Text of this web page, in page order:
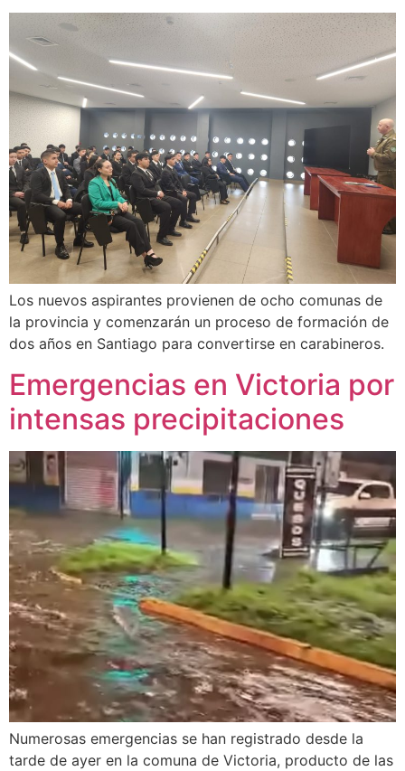
Los nuevos aspirantes provienen de ocho comunas de
la provincia y comenzarán un proceso de formación de
dos años en Santiago para convertirse en carabineros.
Emergencias en Victoria por
intensas precipitaciones
Numerosas emergencias se han registrado desde la
tarde de ayer en la comuna de Victoria, producto de las